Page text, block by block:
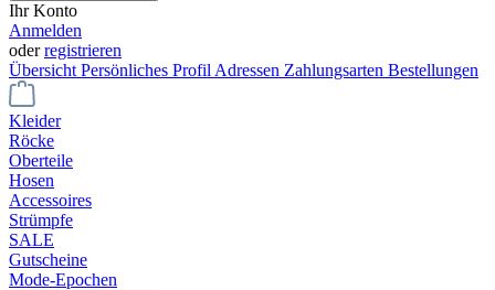
Ihr Konto
Anmelden
oderregistrieren
Übersicht Persönliches Profil Adressen Zahlungsarten Bestellungen
Kleider
Röcke
Oberteile
Hosen
Accessoires
Strümpfe
SALE
Gutscheine
Mode-Epochen